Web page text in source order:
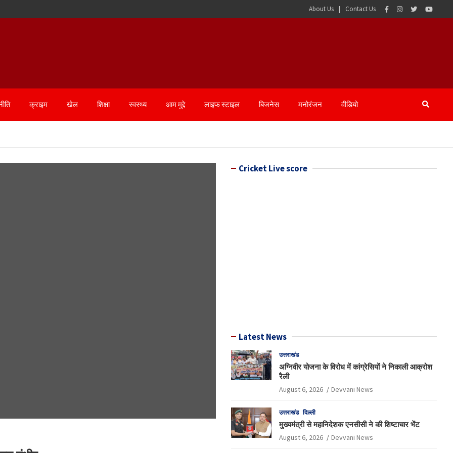
About Us Contact Us
क्राइम खेल शिक्षा स्वस्थ्य आम मुद्दे लाइफ स्टाइल बिजनेस मनोरंजन वीडियो
Cricket Live score
Latest News
उत्तराखंड
अग्निवीर योजना के विरोध में कांग्रेसियों ने निकाली आक्रोश
रैली
August 6, 2026 Devvani News
उत्तराखंड दिल्ली
मुख्यमंत्री से महानिदेशक एनसीसी ने की शिष्टाचार भेंट
August 6, 2026 Devvani News